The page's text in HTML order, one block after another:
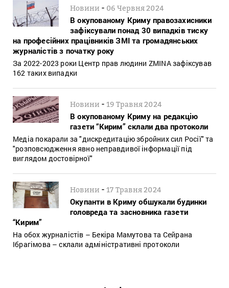
Новини - 06 Червня 2024
В окупованому Криму правозахисники
зафіксували понад 30 випадків тиску
на професійних працівників ЗМІ та громадянських
журналістів з початку року
За 2022-2023 роки Центр прав людини ZMINA зафіксував
162 таких випадки
Новини -19 Травня 2024
В окупованому Криму на редакцію
газети “Кирим” склали два протоколи
Медіа покарали за "дискредитацію збройних сил Росії" та
"розповсюдження явно неправдивої інформації під
виглядом достовірної"
Новини -17 Травня 2024
Окупанти в Криму обшукали будинки
головреда та засновника газети
“Кирим”
На обох журналістів – Бекіра Мамутова та Сейрана
Ібрагімова – склали адміністративні протоколи